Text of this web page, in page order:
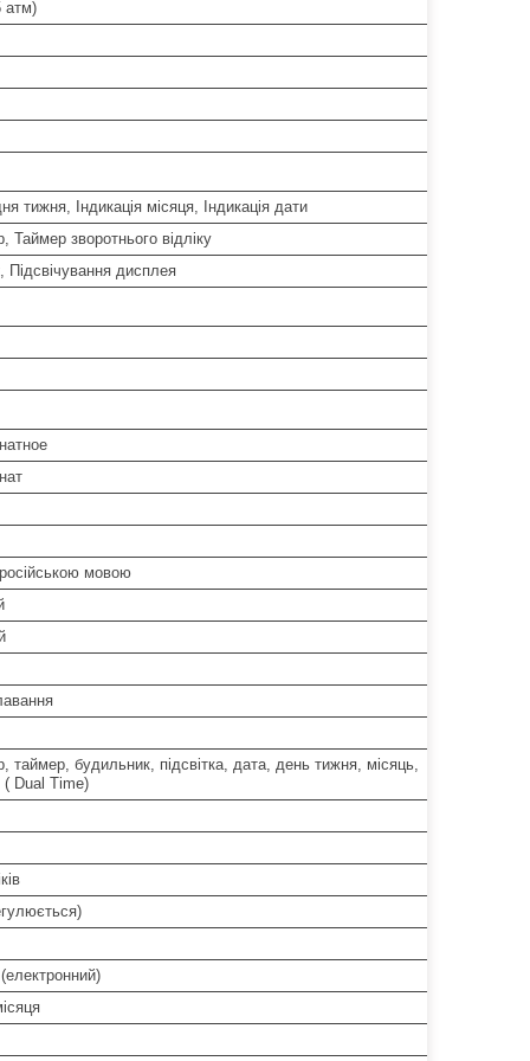
атм)
тижня, Індикація місяця, Індикація дати
Таймер зворотнього відліку
Підсвічування дисплея
російською мовою
таймер, будильник, підсвітка, дата, день тижня, місяць,
( Dual Time)